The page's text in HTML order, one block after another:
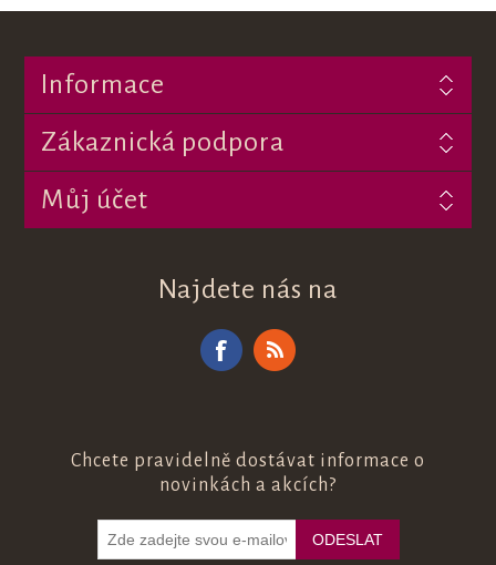
Informace
Zákaznická podpora
Můj účet
Najdete nás na
Chcete pravidelně dostávat informace o
novinkách a akcích?